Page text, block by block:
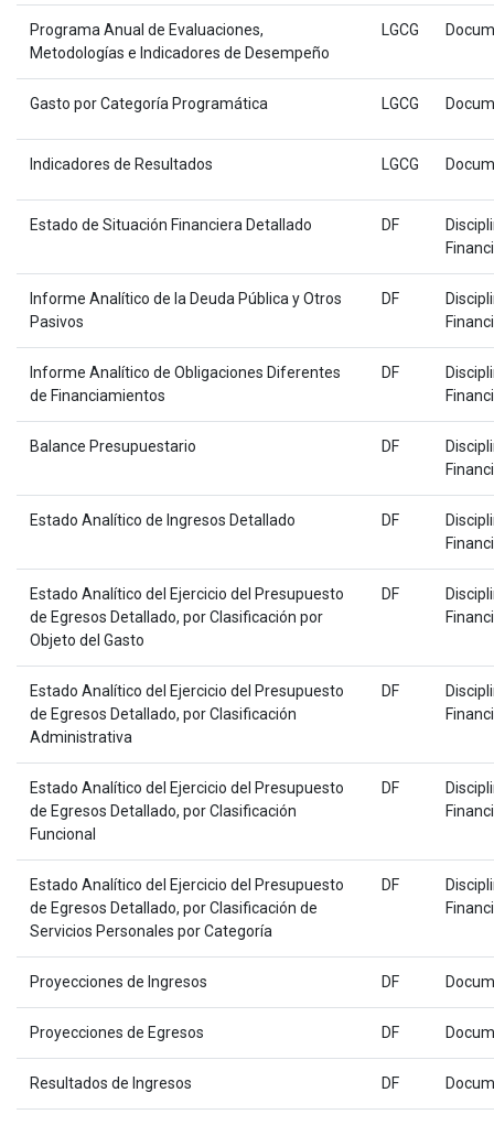
Programa Anual de Evaluaciones,
Metodologías e Indicadores de Desempeño
LGCG
Gasto por Categoría Programática LGCG
Indicadores de Resultados LGCG
Estado de Situación Financiera Detallado DF
Informe Analítico de la Deuda Pública y Otros
Pasivos
DF
Informe Analítico de Obligaciones Diferentes
de Financiamientos
DF
Balance Presupuestario DF
Estado Analítico de Ingresos Detallado DF
Estado Analítico del Ejercicio del Presupuesto
de Egresos Detallado, por Clasificación por
Objeto del Gasto
DF
Estado Analítico del Ejercicio del Presupuesto
de Egresos Detallado, por Clasificación
Administrativa
DF
Estado Analítico del Ejercicio del Presupuesto
de Egresos Detallado, por Clasificación
Funcional
DF
Estado Analítico del Ejercicio del Presupuesto
de Egresos Detallado, por Clasificación de
Servicios Personales por Categoría
DF
Proyecciones de Ingresos DF
Proyecciones de Egresos DF
Resultados de Ingresos DF